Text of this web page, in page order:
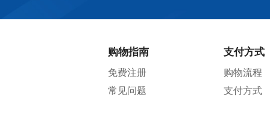
购物指南
免费注册
常见问题
支付方式
购物流程
支付方式